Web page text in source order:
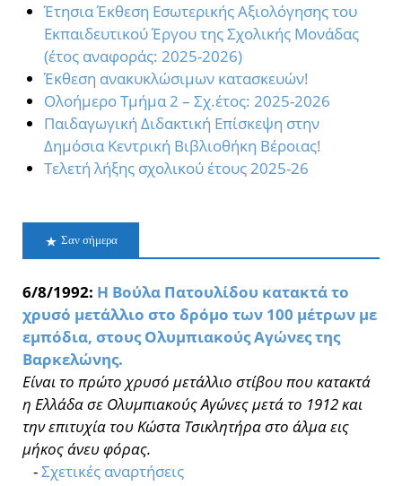
Έτησια Έκθεση Εσωτερικής Αξιολόγησης του
Εκπαιδευτικού Έργου της Σχολικής Μονάδας
(έτος αναφοράς: 2025-2026)
Έκθεση ανακυκλώσιμων κατασκευών!
Oλοήμερο Τμήμα 2 – Σχ.έτος: 2025-2026
Παιδαγωγική Διδακτική Επίσκεψη στην
Δημόσια Κεντρική Βιβλιοθήκη Βέροιας!
Τελετή λήξης σχολικού έτους 2025-26
Σαν σήμερα
6/8/1992: Η Βούλα Πατουλίδου κατακτά το
χρυσό μετάλλιο στο δρόμο των 100 μέτρων με
εμπόδια, στους Ολυμπιακούς Αγώνες της
Βαρκελώνης.
Είναι το πρώτο χρυσό μετάλλιο στίβου που κατακτά
η Ελλάδα σε Ολυμπιακούς Αγώνες μετά το 1912 και
την επιτυχία του Κώστα Τσικλητήρα στο άλμα εις
μήκος άνευ φόρας.
-Σχετικές αναρτήσεις